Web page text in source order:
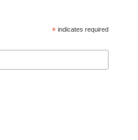
* indicates required